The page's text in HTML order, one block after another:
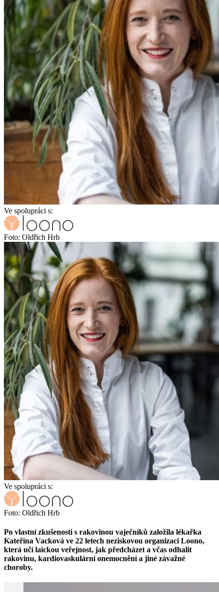
Ve spolupráci s:
Foto: Oldřich Hrb
Ve spolupráci s:
Foto: Oldřich Hrb
Po vlastní zkušenosti s rakovinou vaječníků založila lékařka
Kateřina Vacková ve 22 letech neziskovou organizaci Loono,
která učí laickou veřejnost, jak předcházet a včas odhalit
rakovinu, kardiovaskulární onemocnění a jiné závažné
choroby.